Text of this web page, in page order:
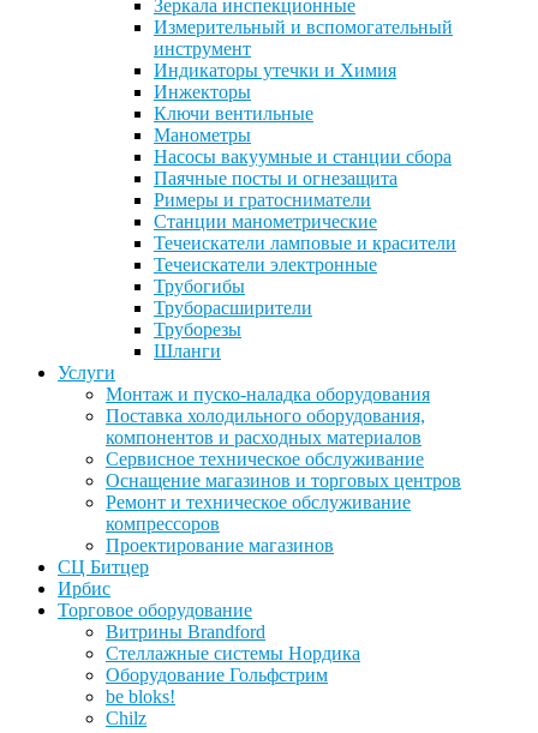
Зеркала инспекционные
Измерительный и вспомогательный
инструмент
Индикаторы утечки и Химия
Инжекторы
Ключи вентильные
Манометры
Насосы вакуумные и станции сбора
Паячные посты и огнезащита
Римеры и гратосниматели
Станции манометрические
Течеискатели ламповые и красители
Течеискатели электронные
Трубогибы
Труборасширители
Труборезы
Шланги
Услуги
Монтаж и пуско-наладка оборудования
Поставка холодильного оборудования,
компонентов и расходных материалов
Сервисное техническое обслуживание
Оснащение магазинов и торговых центров
Ремонт и техническое обслуживание
компрессоров
Проектирование магазинов
СЦ Битцер
Ирбис
Торговое оборудование
Витрины Brandford
Стеллажные системы Нордика
Оборудование Гольфстрим
be bloks!
Chilz